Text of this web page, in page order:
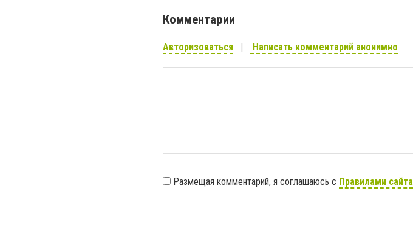
Комментарии
Авторизоваться Написать комментарий анонимно
Размещая комментарий, я соглашаюсь с Правилами сайта